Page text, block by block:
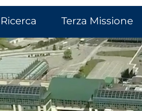
Ricerca Terza Missione